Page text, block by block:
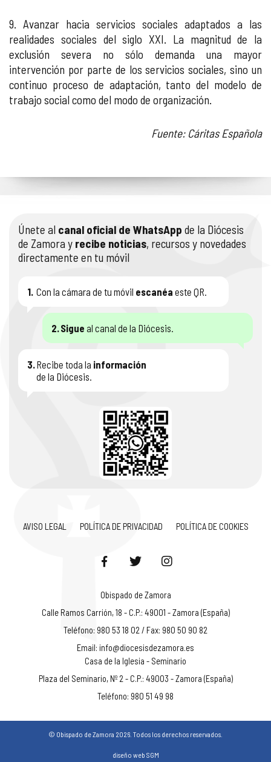
9. Avanzar hacia servicios sociales adaptados a las
realidades sociales del siglo XXI. La magnitud de la
exclusión severa no sólo demanda una mayor
intervención por parte de los servicios sociales, sino un
continuo proceso de adaptación, tanto del modelo de
trabajo social como del modo de organización.
Fuente: Cáritas Española
Únete al canal oficial de WhatsApp de la Diócesis
de Zamora y recibe noticias, recursos y novedades
directamente en tu móvil
1. Con la cámara de tu móvil escanéa este QR.
2.Sigue al canal de la Diócesis.
3.Recibe toda la información
de la Diócesis.
AVISO LEGAL POLÍTICA DE PRIVACIDAD POLÍTICA DE COOKIES
Obispado de Zamora
Calle Ramos Carrión, 18 - C.P.: 49001 - Zamora (España)
Teléfono: 980 53 18 02 / Fax: 980 50 90 82
Email: info@diocesisdezamora.es
Casa de la Iglesia - Seminario
Plaza del Seminario, Nº 2 - C.P.: 49003 - Zamora (España)
Teléfono: 980 51 49 98
© Obispado de Zamora 2026. Todos los derechos reservados.
diseño web SGM